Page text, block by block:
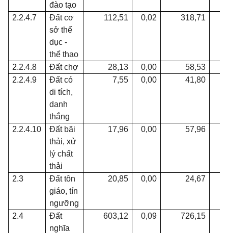
đào tạo
2.2.4.7
Đất cơ
sở thể
dục -
thể thao
112,51 0,02 318,71
2.2.4.8 Đất chợ 28,13 0,00 58,53
2.2.4.9
Đất có
di tích,
danh
thắng
7,55 0,00 41,80
2.2.4.10
Đất bãi
thải, xử
lý chất
thải
17,96 0,00 57,96
2.3
Đất tôn
giáo, tín
ngưỡng
20,85 0,00 24,67
2.4
Đất
nghĩa
603,12 0,09 726,15